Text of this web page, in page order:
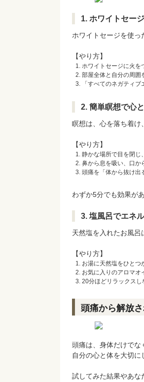
1. ホワイトセー
ホワイトセージを使っ
【やり方】
ホワイトセージに火を
部屋全体と自分の周囲
「すべてのネガティ
2. 簡単瞑想で心
瞑想は、心を落ち着け
【やり方】
静かな場所で目を閉じ
鼻から息を吸い、口か
頭痛を「体から抜け出
わずか5分でも効果が
3. 塩風呂でエネ
天然塩を入れたお風呂
【やり方】
お湯に天然塩をひとつ
お気に入りのアロマオ
20分ほどリラックスし
頭痛から解放
頭痛は、身体だけでな
自分の心と体を大切に
試してみた結果やあな